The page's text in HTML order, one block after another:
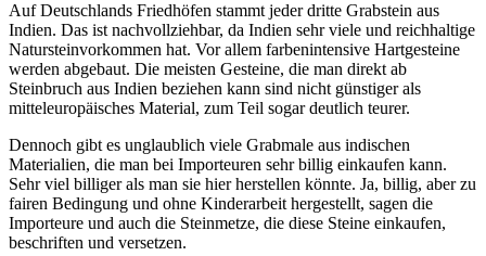
Auf Deutschlands Friedhöfen stammt jeder dritte Grabstein aus
Indien. Das ist nachvollziehbar, da Indien sehr viele und reichhaltige
Natursteinvorkommen hat. Vor allem farbenintensive Hartgesteine
werden abgebaut. Die meisten Gesteine, die man direkt ab
Steinbruch aus Indien beziehen kann sind nicht günstiger als
mitteleuropäisches Material, zum Teil sogar deutlich teurer.
Dennoch gibt es unglaublich viele Grabmale aus indischen
Materialien, die man bei Importeuren sehr billig einkaufen kann.
Sehr viel billiger als man sie hier herstellen könnte. Ja, billig, aber zu
fairen Bedingung und ohne Kinderarbeit hergestellt, sagen die
Importeure und auch die Steinmetze, die diese Steine einkaufen,
beschriften und versetzen.